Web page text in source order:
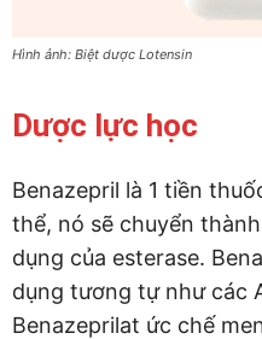
Hình ảnh: Biệt dược Lotensin
Dược lực học
Benazepril là 1 tiền
thể, nó sẽ chuyển
dụng của esterase.
dụng tương tự như các
Benazeprilat ức chế